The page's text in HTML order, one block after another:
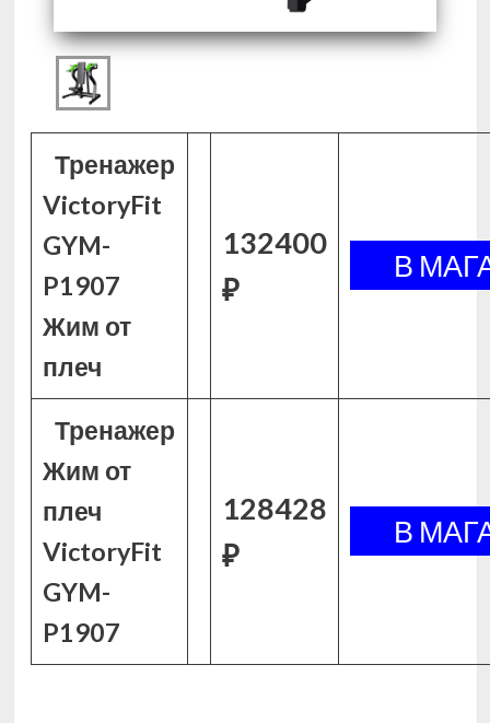
Тренажер
VictoryFit
GYM-
P1907
Жим от
плеч
132400
₽
Тренажер
Жим от
плеч
VictoryFit
GYM-
P1907
128428
₽